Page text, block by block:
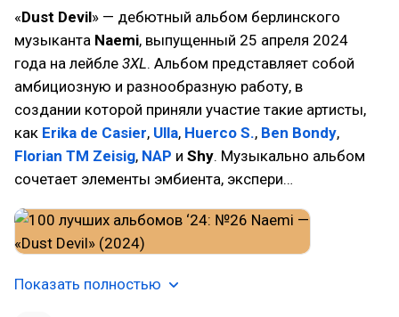
«Dust Devil» — дебютный альбом берлинского
музыканта Naemi, выпущенный 25 апреля 2024
года на лейбле 3XL. Альбом представляет собой
амбициозную и разнообразную работу, в
создании которой приняли участие такие артисты,
как Erika de Casier, Ulla, Huerco S., Ben Bondy,
Florian TM Zeisig, NAP и Shy. Музыкально альбом
сочетает элементы эмбиента, экспери…
Показать полностью